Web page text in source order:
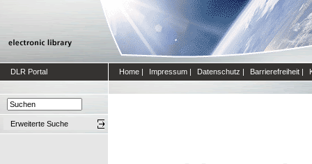
DLR Portal Home | Impressum | Datenschutz | Barrierefreiheit |
Erweiterte Suche